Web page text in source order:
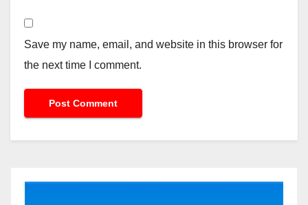
Save my name, email, and website in this browser for
the next time I comment.